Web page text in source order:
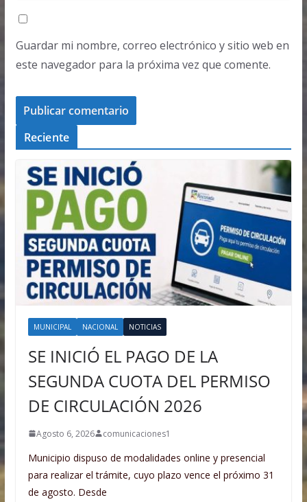
Guardar mi nombre, correo electrónico y sitio web en
este navegador para la próxima vez que comente.
Reciente
MUNICIPAL NACIONAL NOTICIAS
SE INICIÓ EL PAGO DE LA
SEGUNDA CUOTA DEL PERMISO
DE CIRCULACIÓN 2026
Agosto 6, 2026 comunicaciones1
Municipio dispuso de modalidades online y presencial
para realizar el trámite, cuyo plazo vence el próximo 31
de agosto. Desde